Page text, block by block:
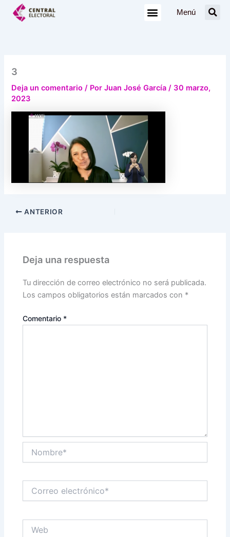
Menú
3
Deja un comentario / PorJuan José García/ 30 marzo,
2023
ANTERIOR
Deja una respuesta
Tu dirección de correo electrónico no será publicada.
Los campos obligatorios están marcados con *
Comentario *
electrónico*